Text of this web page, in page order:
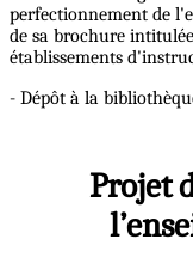
perfectionnement de
de sa brochure
établissements
- Dépôt à la
Projet